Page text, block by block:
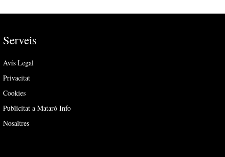
Serveis
Avís Legal
Privacitat
Cookies
Publicitat a Mataró Info
Nosaltres